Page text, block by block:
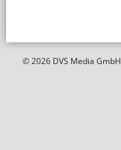
© 2026 DVS Media GmbH